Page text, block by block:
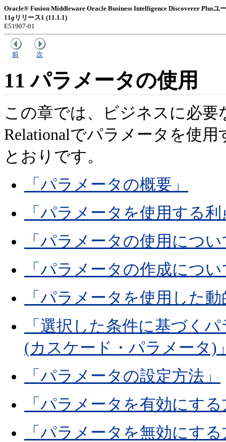
Oracle® Fusion Middleware Oracle Business Intelligence Discoverer Plusユ
11g リリース1 (11.1.1)
E51907-01
前 次
11 パラメータの使用
この章では、ビジネスに必要
Relationalでパラメータを使
とおりです。
「パラメータの概要」
「パラメータを使用する
「パラメータの使用につ
「パラメータの作成につ
「パラメータを使用した
「選択した条件に基づく
(カスケード・パラメータ)
「パラメータの設定方法」
「パラメータを有効にす
「パラメータを無効にす